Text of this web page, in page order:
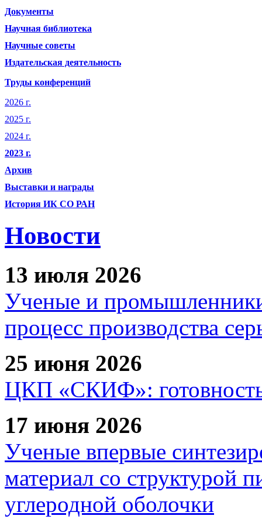
Документы
Научная библиотека
Научные советы
Издательская деятельность
Труды конференций
2026 г.
2025 г.
2024 г.
2023 г.
Архив
Выставки и награды
История ИК СО РАН
Новости
13 июля 2026
Ученые и
процесс производства
25 июня 2026
ЦКП «СКИФ»: готовность
17 июня 2026
Ученые впервые
материал со структурой
углеродной оболочки